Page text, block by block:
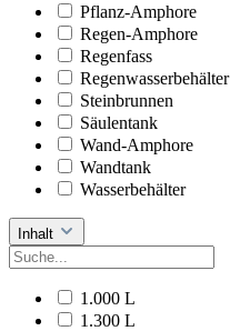
Pflanz-Amphore
Regen-Amphore
Regenfass
Regenwasserbehälter
Steinbrunnen
Säulentank
Wand-Amphore
Wandtank
Wasserbehälter
Inhalt
1.000 L
1.300 L